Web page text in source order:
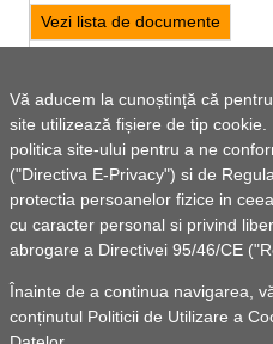
Vă aducem la cunoștință că
site utilizează fișiere de tip
politica site-ului pentru a ne
("Directiva E-Privacy") si de
protectia persoanelor fizice in
cu caracter personal si privind
abrogare a Directivei 95/46/CE
Înainte de a continua navigarea,
conținutul Politicii de Utilizare a
Vezi lista de documente